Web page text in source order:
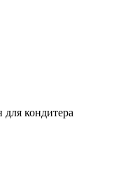
кондитера